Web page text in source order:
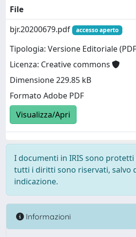
File
bjr.20200679.pdf
accesso aperto
Tipologia: Versione Editoriale
Licenza: Creative commons
Dimensione 229.85 kB
Formato Adobe PDF
Visualizza/Apri
I documenti in IRIS sono
tutti i diritti sono riservati, salvo
indicazione.
Informazioni